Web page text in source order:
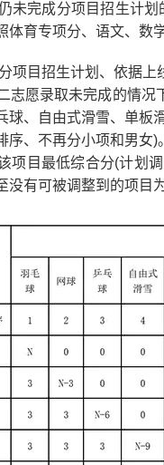
未完成分项目招生计
体育专项分、语文、数
目招生计划、依据上
志愿录取未完成的情
球、自由式滑雪、单
序、不再分小项和男
项目最低综合分(计划
没有可被调整到的项目